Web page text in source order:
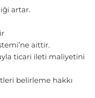
artar.
aittir.
ticari ileti maliyetini
belirleme hakkı